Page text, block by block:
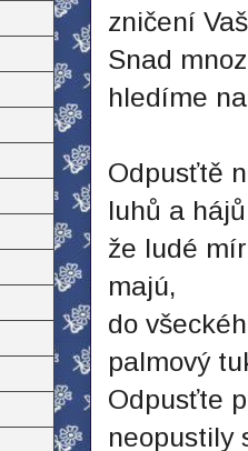
zničení
Snad
hledíme
Odpusťtě
luhů a
že ludé
majú,
do
palmový
Odpusťte
neopustily